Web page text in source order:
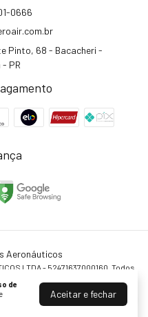
de
Aceitar e fechar
0666
Pinto, 68 - Bacacheri -
PR
Aeronáuticos
LTDA - 52471637000160. Todos